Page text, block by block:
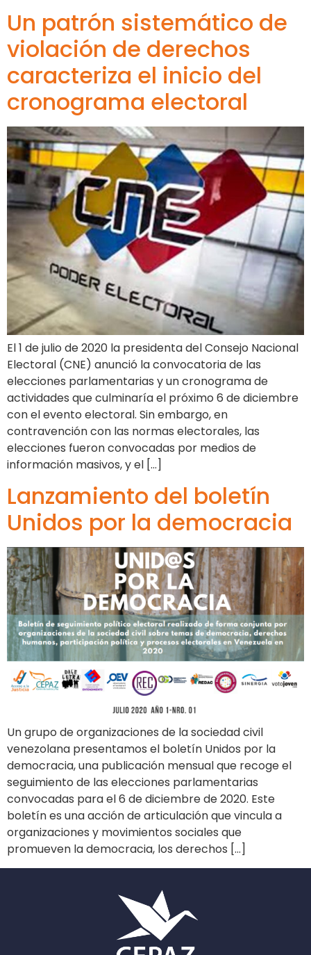
Un patrón sistemático de
violación de derechos
caracteriza el inicio del
cronograma electoral
El 1 de julio de 2020 la presidenta del Consejo Nacional
Electoral (CNE) anunció la convocatoria de las
elecciones parlamentarias y un cronograma de
actividades que culminaría el próximo 6 de diciembre
con el evento electoral. Sin embargo, en
contravención con las normas electorales, las
elecciones fueron convocadas por medios de
información masivos, y el […]
Lanzamiento del boletín
Unidos por la democracia
Un grupo de organizaciones de la sociedad civil
venezolana presentamos el boletín Unidos por la
democracia, una publicación mensual que recoge el
seguimiento de las elecciones parlamentarias
convocadas para el 6 de diciembre de 2020. Este
boletín es una acción de articulación que vincula a
organizaciones y movimientos sociales que
promueven la democracia, los derechos […]